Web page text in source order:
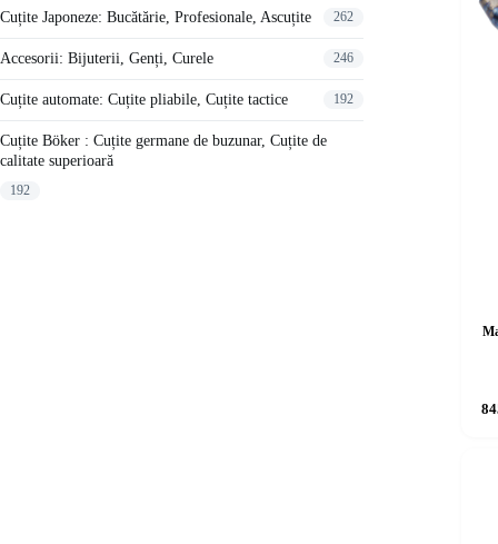
Cuțite Japoneze: Bucătărie, Profesionale, Ascuțite 262
Accesorii: Bijuterii, Genți, Curele 246
Cuțite automate: Cuțite pliabile, Cuțite tactice 192
Cuțite Böker : Cuțite germane de buzunar, Cuțite de
calitate superioară
192